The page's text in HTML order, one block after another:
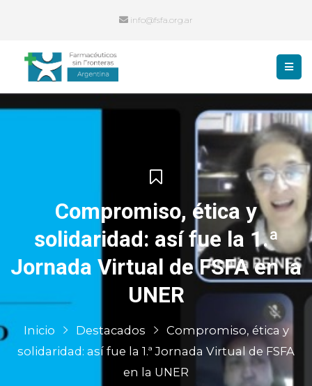
info@fsfa.org.ar
Compromiso, ética y
solidaridad: así fue la 1.ª
Jornada Virtual de FSFA en la
UNER
Inicio Destacados
Compromiso, ética y
solidaridad: así fue la 1.ª Jornada Virtual de FSFA
en la UNER